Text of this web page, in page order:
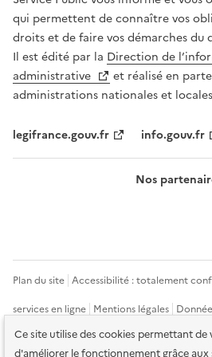
Ce site utilise des cookies permettant de
d'améliorer le fonctionnement grâce
qui permettent de connaître vos
droits et de faire vos démarches du
Il est édité par la Direction de
administrative
et réalisé en
administrations nationales et
legifrance.gouv.fr info.gouv.fr
Nos
Plan du site Accessibilité : totalement
services en ligne Mentions légales
Conditions générales d'utilisation Gestion